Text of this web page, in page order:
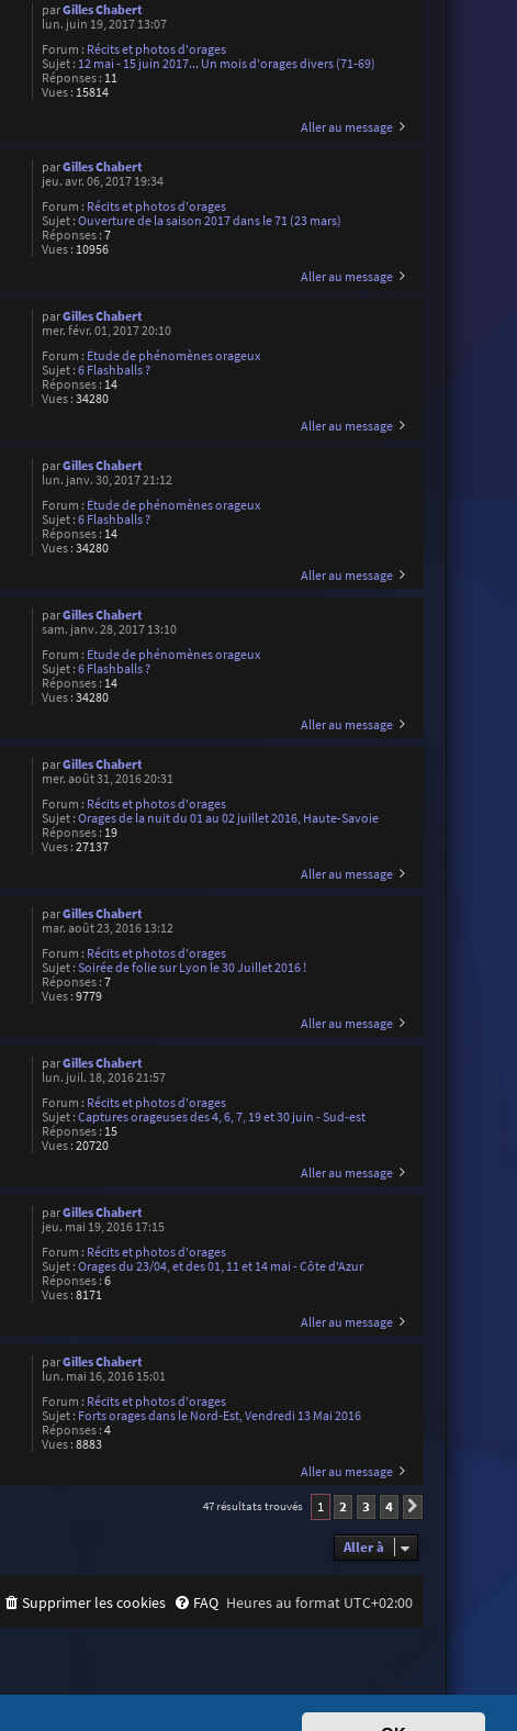
parGilles Chabert
lun. juin 19, 2017 13:07
Forum : Récits et photos d'orages
Sujet : 12 mai - 15 juin 2017... Un mois d'orages divers (71-69)
Réponses : 11
Vues : 15814
Aller au message
parGilles Chabert
jeu. avr. 06, 2017 19:34
Forum : Récits et photos d'orages
Sujet : Ouverture de la saison 2017 dans le 71 (23 mars)
Réponses : 7
Vues : 10956
Aller au message
parGilles Chabert
mer. févr. 01, 2017 20:10
Forum : Étude de phénomènes orageux
Sujet : 6 Flashballs ?
Réponses : 14
Vues : 34280
Aller au message
parGilles Chabert
lun. janv. 30, 2017 21:12
Forum : Étude de phénomènes orageux
Sujet : 6 Flashballs ?
Réponses : 14
Vues : 34280
Aller au message
parGilles Chabert
sam. janv. 28, 2017 13:10
Forum : Étude de phénomènes orageux
Sujet : 6 Flashballs ?
Réponses : 14
Vues : 34280
Aller au message
parGilles Chabert
mer. août 31, 2016 20:31
Forum : Récits et photos d'orages
Sujet : Orages de la nuit du 01 au 02 juillet 2016, Haute-Savoie
Réponses : 19
Vues : 27137
Aller au message
parGilles Chabert
mar. août 23, 2016 13:12
Forum : Récits et photos d'orages
Sujet : Soirée de folie sur Lyon le 30 Juillet 2016 !
Réponses : 7
Vues : 9779
Aller au message
parGilles Chabert
lun. juil. 18, 2016 21:57
Forum : Récits et photos d'orages
Sujet : Captures orageuses des 4, 6, 7, 19 et 30 juin - Sud-est
Réponses : 15
Vues : 20720
Aller au message
parGilles Chabert
jeu. mai 19, 2016 17:15
Forum : Récits et photos d'orages
Sujet : Orages du 23/04, et des 01, 11 et 14 mai - Côte d'Azur
Réponses : 6
Vues : 8171
Aller au message
parGilles Chabert
lun. mai 16, 2016 15:01
Forum : Récits et photos d'orages
Sujet : Forts orages dans le Nord-Est, Vendredi 13 Mai 2016
Réponses : 4
Vues : 8883
Aller au message
47 résultats trouvés 1 2 3 4
Aller à
Heures au format UTC+02:00
FAQ
Supprimer les cookies